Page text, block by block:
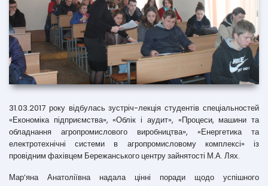
31.03.2017 року відбулась зустріч-лекція студентів спеціальностей
«Економіка підприємства», «Облік і аудит», «Процеси, машини та
обладнання агропромислового виробництва», «Енергетика та
електротехнічні системи в агропромисловому комплексі» із
провідним фахівцем Бережанського центру зайнятості М.А. Лях.
Мар’яна Анатоліївна надала цінні поради щодо успішного